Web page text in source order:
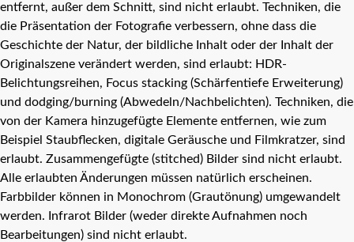
entfernt, außer dem Schnitt, sind nicht erlaubt. Techniken, die
die Präsentation der Fotografie verbessern, ohne dass die
Geschichte der Natur, der bildliche Inhalt oder der Inhalt der
Originalszene verändert werden, sind erlaubt: HDR-
Belichtungsreihen, Focus stacking (Schärfentiefe Erweiterung)
und dodging/burning (Abwedeln/Nachbelichten). Techniken, die
von der Kamera hinzugefügte Elemente entfernen, wie zum
Beispiel Staubflecken, digitale Geräusche und Filmkratzer, sind
erlaubt. Zusammengefügte (stitched) Bilder sind nicht erlaubt.
Alle erlaubten Änderungen müssen natürlich erscheinen.
Farbbilder können in Monochrom (Grautönung) umgewandelt
werden. Infrarot Bilder (weder direkte Aufnahmen noch
Bearbeitungen) sind nicht erlaubt.